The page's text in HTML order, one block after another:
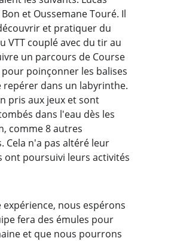
et Oussemane Touré. Il
et pratiquer du
VTT couplé avec du tir au
un parcours de Course
poinçonner les balises
repérer dans un labyrinthe.
pris aux jeux et sont
dans l'eau dès les
comme 8 autres
Cela n'a pas altéré leur
ont poursuivi leurs activités
expérience, nous espérons
fera des émules pour
et que nous pourrons